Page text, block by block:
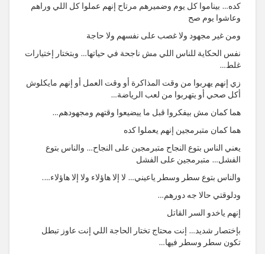
كده… بيناموا كل يوم وضميرهم مرتاح إنهم عملوا كل اللي وراهم
وعاشوا يوم صح
ومن غير مجهود ولا غصب على نفسهم ولا حاجة
نفس الحكاية للناس اللي مش ناجحة في حياتها… وبتختار إختيارات
غلط…
زي إنهم يهربوا من وقت المذاكرة أو وقت العمل أو إنهم مايكلوش
أكل صحي أو يتهربوا من لعب الرياضة…
هما كمان مش بيفكروا قبل ما ييضيعوا وقتهم ومجهودهم…
هما كمان متبرمجين إنهم يعملوا كده
يعني الناس بتوع النجاح متبرمجين على النجاح… والناس بتوع
الفشل… متبرمجين على الفشل
والناس بتوع سطر وسطر ياعيني… لا إلا هاؤلاء ولا إلا هاؤلاء….
ودلوقتي حالا جه دورهم…
إنهم ياخدو السر القاتل
بإختصار شديد… إنت محتاج تختار الحاجة اللي إنت عاوز تبطل
تكون سطر وسطر فيها…